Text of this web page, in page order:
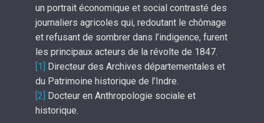
un portrait économique et social contrasté des
journaliers agricoles qui, redoutant le chômage
et refusant de sombrer dans l’indigence, furent
les principaux acteurs de la révolte de 1847.
[1]
Directeur des Archives départementales et
du Patrimoine historique de l’Indre.
[2]
Docteur en Anthropologie sociale et
historique.